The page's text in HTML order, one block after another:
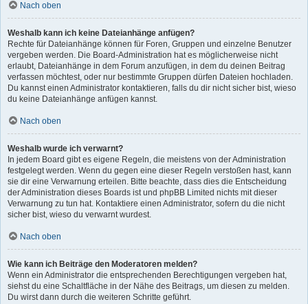
Nach oben
Weshalb kann ich keine Dateianhänge anfügen?
Rechte für Dateianhänge können für Foren, Gruppen und einzelne Benutzer
vergeben werden. Die Board-Administration hat es möglicherweise nicht
erlaubt, Dateianhänge in dem Forum anzufügen, in dem du deinen Beitrag
verfassen möchtest, oder nur bestimmte Gruppen dürfen Dateien hochladen.
Du kannst einen Administrator kontaktieren, falls du dir nicht sicher bist, wieso
du keine Dateianhänge anfügen kannst.
Nach oben
Weshalb wurde ich verwarnt?
In jedem Board gibt es eigene Regeln, die meistens von der Administration
festgelegt werden. Wenn du gegen eine dieser Regeln verstoßen hast, kann
sie dir eine Verwarnung erteilen. Bitte beachte, dass dies die Entscheidung
der Administration dieses Boards ist und phpBB Limited nichts mit dieser
Verwarnung zu tun hat. Kontaktiere einen Administrator, sofern du die nicht
sicher bist, wieso du verwarnt wurdest.
Nach oben
Wie kann ich Beiträge den Moderatoren melden?
Wenn ein Administrator die entsprechenden Berechtigungen vergeben hat,
siehst du eine Schaltfläche in der Nähe des Beitrags, um diesen zu melden.
Du wirst dann durch die weiteren Schritte geführt.